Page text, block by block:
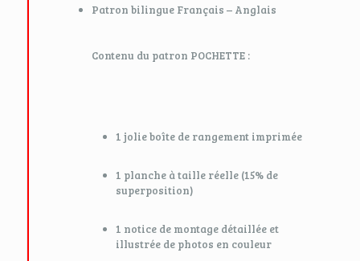
Patron bilingue Français – Anglais
Contenu du patron POCHETTE :
1 jolie boîte de rangement imprimée
1 planche à taille réelle (15% de
superposition)
1 notice de montage détaillée et
illustrée de photos en couleur